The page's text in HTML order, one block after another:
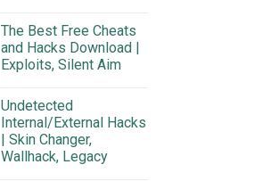
The Best Free Cheats
and Hacks Download |
Exploits, Silent Aim
Undetected
Internal/External Hacks
| Skin Changer,
Wallhack, Legacy